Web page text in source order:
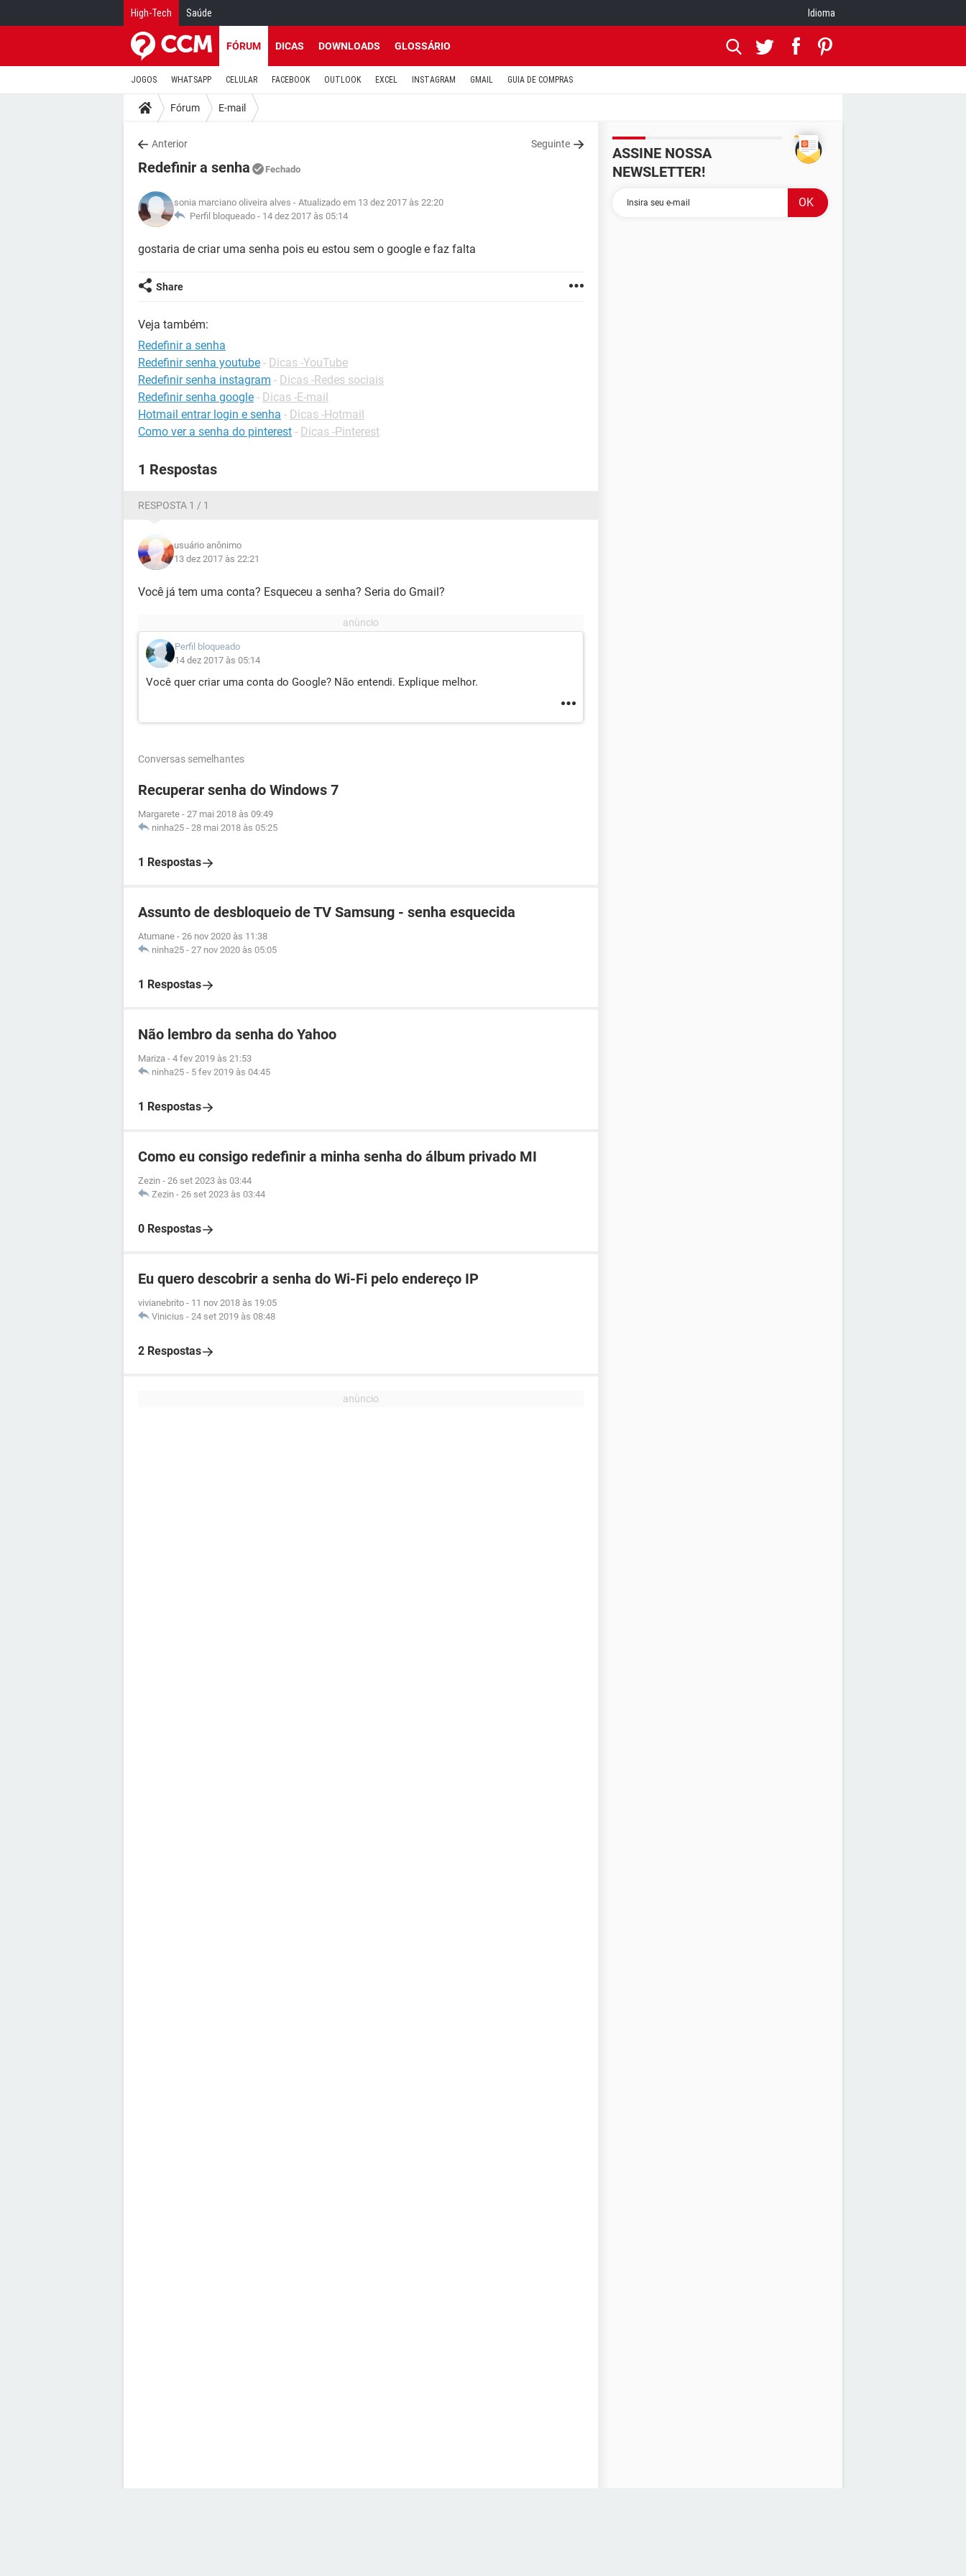
High-Tech Saúde Idioma
FÓRUM DICAS DOWNLOADS GLOSSÁRIO
JOGOS WHATSAPP CELULAR FACEBOOK OUTLOOK EXCEL INSTAGRAM GMAIL GUIA DE COMPRAS
Fórum E-mail
Anterior Seguinte
Redefinir a senha Fechado
sonia marciano oliveira alves - Atualizado em 13 dez 2017 às 22:20
Perfil bloqueado - 14 dez 2017 às 05:14
gostaria de criar uma senha pois eu estou sem o google e faz falta
Share
Veja também:
Redefinir a senha
Redefinir senha youtube - Dicas -YouTube
Redefinir senha instagram - Dicas -Redes sociais
Redefinir senha google - Dicas -E-mail
Hotmail entrar login e senha - Dicas -Hotmail
Como ver a senha do pinterest - Dicas -Pinterest
1 Respostas
RESPOSTA 1 / 1
usuário anônimo
13 dez 2017 às 22:21
Você já tem uma conta? Esqueceu a senha? Seria do Gmail?
Perfil bloqueado
14 dez 2017 às 05:14
Você quer criar uma conta do Google? Não entendi. Explique melhor.
Conversas semelhantes
Recuperar senha do Windows 7
Margarete - 27 mai 2018 às 09:49
ninha25 - 28 mai 2018 às 05:25
1 Respostas
Assunto de desbloqueio de TV Samsung - senha esquecida
Atumane - 26 nov 2020 às 11:38
ninha25 - 27 nov 2020 às 05:05
1 Respostas
Não lembro da senha do Yahoo
Mariza - 4 fev 2019 às 21:53
ninha25 - 5 fev 2019 às 04:45
1 Respostas
Como eu consigo redefinir a minha senha do álbum privado MI
Zezin - 26 set 2023 às 03:44
Zezin - 26 set 2023 às 03:44
0 Respostas
Eu quero descobrir a senha do Wi-Fi pelo endereço IP
vivianebrito - 11 nov 2018 às 19:05
Vinicius - 24 set 2019 às 08:48
2 Respostas
ASSINE NOSSA
NEWSLETTER!